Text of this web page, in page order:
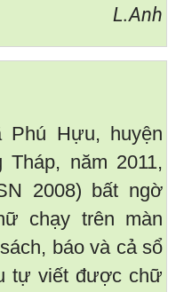
L.Anh
Hựu, huyện
năm 2011,
2008) bất ngờ
chạy trên màn
báo và cả sổ
tự viết được chữ